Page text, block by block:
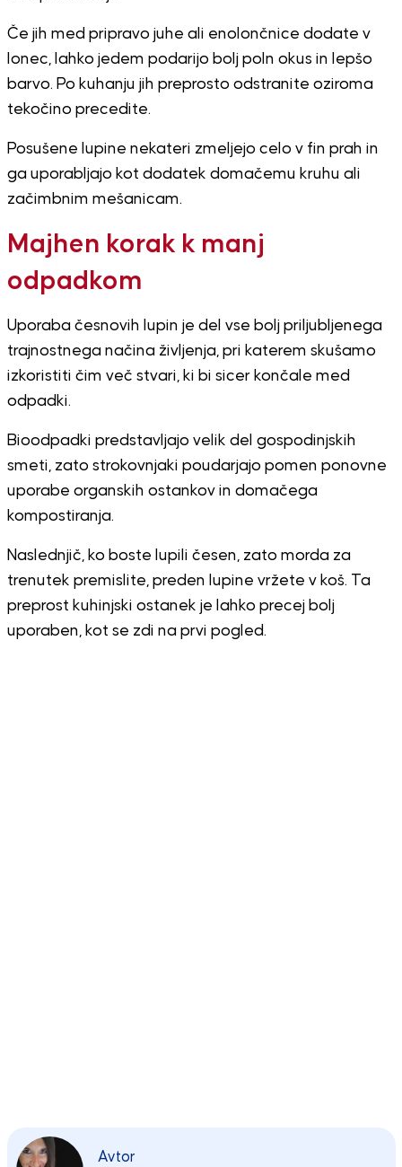
Če jih med pripravo juhe ali enolončnice dodate v
lonec, lahko jedem podarijo bolj poln okus in lepšo
barvo. Po kuhanju jih preprosto odstranite oziroma
tekočino precedite.
Posušene lupine nekateri zmeljejo celo v fin prah in
ga uporabljajo kot dodatek domačemu kruhu ali
začimbnim mešanicam.
Majhen korak k manj
odpadkom
Uporaba česnovih lupin je del vse bolj priljubljenega
trajnostnega načina življenja, pri katerem skušamo
izkoristiti čim več stvari, ki bi sicer končale med
odpadki.
Bioodpadki predstavljajo velik del gospodinjskih
smeti, zato strokovnjaki poudarjajo pomen ponovne
uporabe organskih ostankov in domačega
kompostiranja.
Naslednjič, ko boste lupili česen, zato morda za
trenutek premislite, preden lupine vržete v koš. Ta
preprost kuhinjski ostanek je lahko precej bolj
uporaben, kot se zdi na prvi pogled.
Avtor